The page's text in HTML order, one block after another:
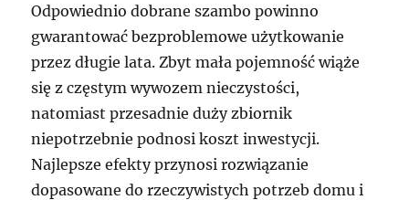
Odpowiednio dobrane szambo powinno
gwarantować bezproblemowe użytkowanie
przez długie lata. Zbyt mała pojemność wiąże
się z częstym wywozem nieczystości,
natomiast przesadnie duży zbiornik
niepotrzebnie podnosi koszt inwestycji.
Najlepsze efekty przynosi rozwiązanie
dopasowane do rzeczywistych potrzeb domu i